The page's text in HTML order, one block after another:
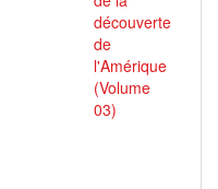
découverte
de
l'Amérique
(Volume
03)